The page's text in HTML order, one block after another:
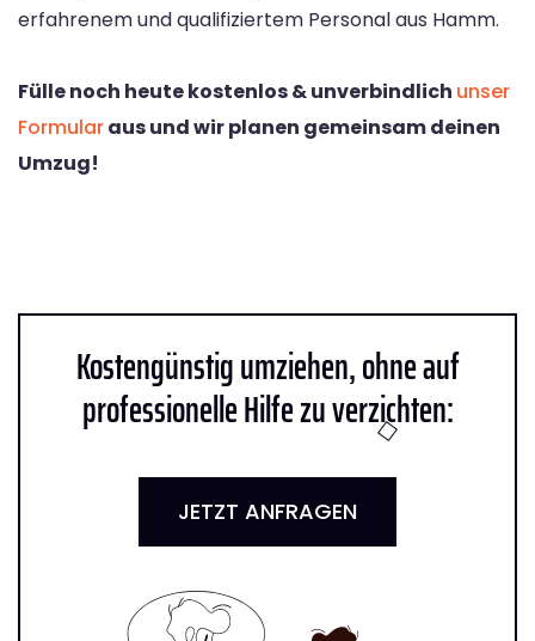
erfahrenem und qualifiziertem Personal aus Hamm.
Fülle noch heute kostenlos & unverbindlich unser
Formularaus und wir planen gemeinsam deinen
Umzug!
Kostengünstig umziehen, ohne auf
professionelle Hilfe zu verzichten:
JETZT ANFRAGEN